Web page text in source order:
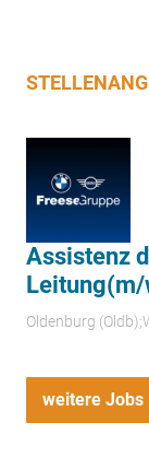
Assistenz
Leitung(m/
Oldenburg
weitere Jobs